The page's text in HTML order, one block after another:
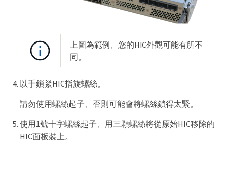
上圖為範例、您的HIC外觀可能有所不
同。
以手鎖緊HIC指旋螺絲。
請勿使用螺絲起子、否則可能會將螺絲鎖得太緊。
使用1號十字螺絲起子、用三顆螺絲將從原始HIC移除的
HIC面板裝上。